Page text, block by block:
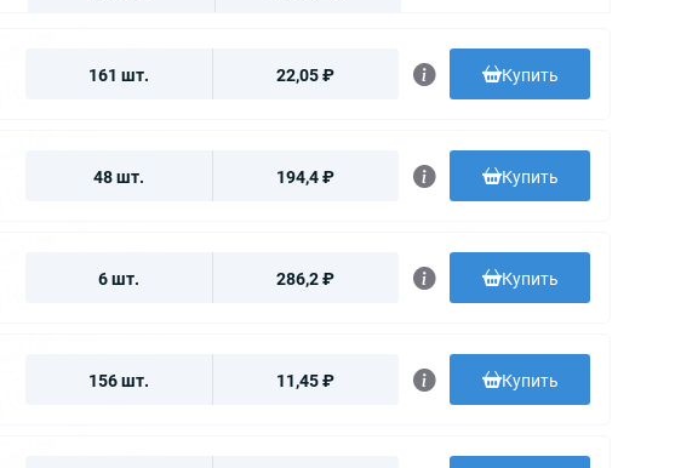
161 шт. 22,05 ₽ Купить
48 шт. 194,4 ₽ Купить
6 шт. 286,2 ₽ Купить
156 шт. 11,45 ₽ Купить